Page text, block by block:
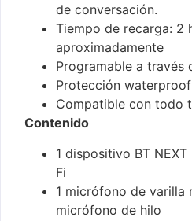
de conversación.
Tiempo de recarga: 2
aproximadamente
Programable a través
Protección waterproof
Compatible con todo
Contenido
1 dispositivo BT
Fi
1 micrófono de varilla
micrófono de hilo